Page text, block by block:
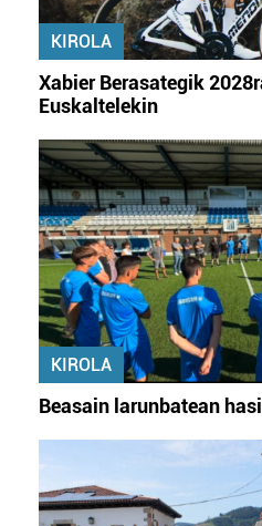
KIROLA
Xabier Berasategik
Euskaltelekin
KIROLA
Beasain larunbatean